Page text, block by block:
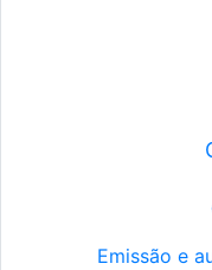
Emissão e